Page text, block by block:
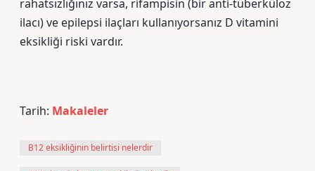
rahatsızlığınız varsa, rifampisin (bir anti-tüberküloz
ilacı) ve epilepsi ilaçları kullanıyorsanız D vitamini
eksikliği riski vardır.
Tarih: Makaleler
B12 eksikliğinin belirtisi nelerdir